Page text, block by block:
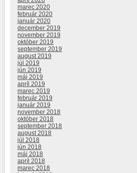
marec 2020
február 2020
január 2020
december 2019
november 2019
október 2019
september 2019
august 2019
júl 2019
jún 2019
máj 2019
apríl 2019
marec 2019
február 2019
január 2019
november 2018
október 2018
september 2018
august 2018
júl 2018
jún 2018
máj 2018
apríl 2018
marec 2018